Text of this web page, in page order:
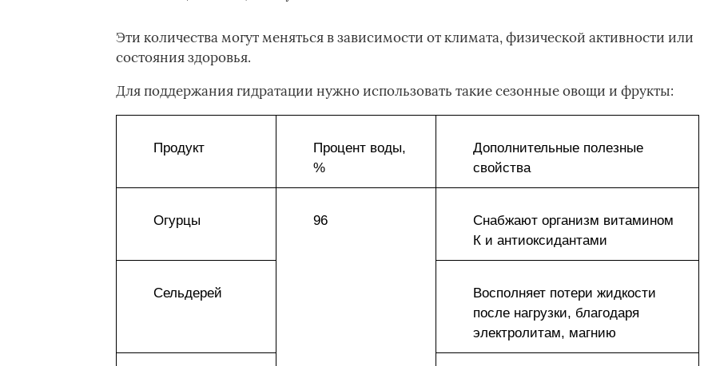
Эти количества могут меняться в зависимости от климата, физической активности или
состояния здоровья.
Для поддержания гидратации нужно использовать такие сезонные овощи и фрукты:
Продукт
Процент воды,
%
Дополнительные полезные
свойства
Огурцы 96
Снабжают организм витамином
К и антиоксидантами
Сельдерей
Восполняет потери жидкости
после нагрузки, благодаря
электролитам, магнию